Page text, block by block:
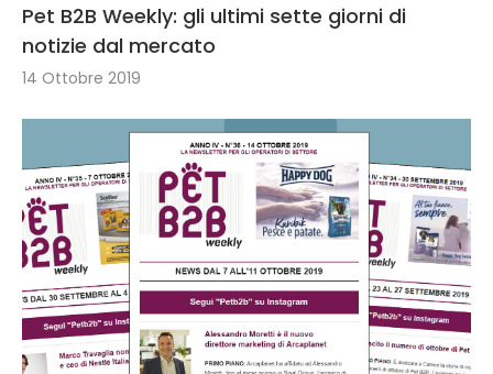
Pet B2B Weekly: gli ultimi sette giorni di
notizie dal mercato
14 Ottobre 2019